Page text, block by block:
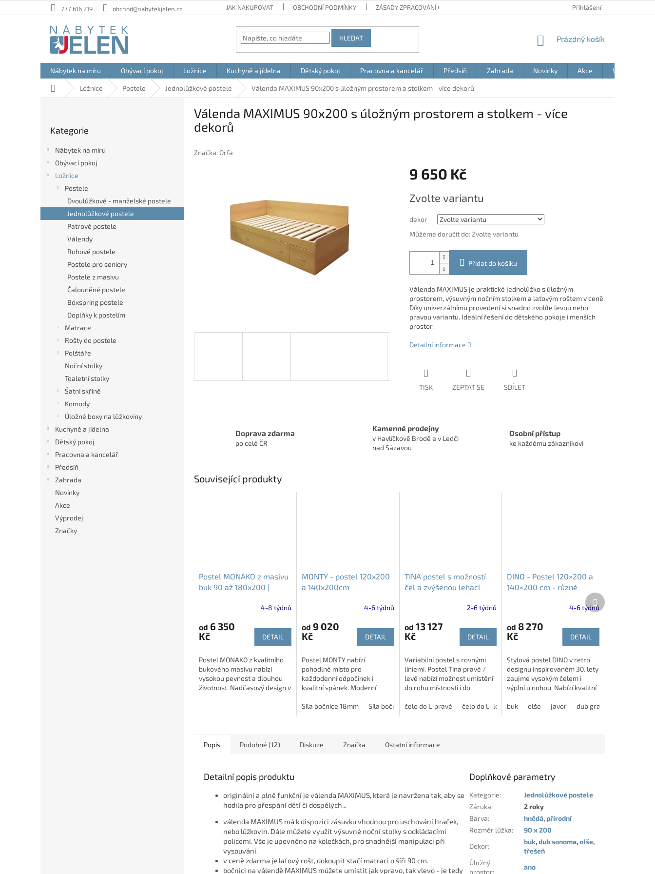
na
777 616 219 obchod@nabytekjelen.cz JAK NAKUPOVAT OBCHODNÍ PODMÍNKY ZÁSADY ZPRACOVÁNÍ OSOBNÍCH ÚDAJŮ BLOG
Přihlášení
HLEDAT
NÁKUPNÍ
Prázdný košík
Nábytek na míru Obývací pokoj Ložnice Kuchyně a jídelna Dětský pokoj Pracovna a kancelář Předsíň Zahrada Novinky Akce Výprodej
Domů Ložnice Postele Jednolůžkové postele Válenda MAXIMUS 90x200 s úložným prostorem a stolkem - více dekorů
a
n
kategorie
Kategorie
Nábytek na míru
Obývací pokoj
Ložnice
Postele
Dvoulůžkové - manželské postele
Jednolůžkové postele
Patrové postele
Válendy
Rohové postele
Postele pro seniory
Postele z masivu
Čalouněné postele
Boxspring postele
Doplňky k postelím
Matrace
Rošty do postele
Polštáře
Noční stolky
Toaletní stolky
Šatní skříně
Komody
Úložné boxy na lůžkoviny
Kuchyně a jídelna
Dětský pokoj
Pracovna a kancelář
Předsíň
Zahrada
Novinky
Akce
Výprodej
Značky
Válenda MAXIMUS 90x200 s úložným prostorem a stolkem - více
dekorů
Značka: Orfa
9 650 Kč
cena:
Zvolte variantu
dekor
Můžeme doručit do: Zvolte variantu
Přidat do košíku
Válenda MAXIMUS je praktické jednolůžko s úložným
prostorem, výsuvným nočním stolkem a laťovým roštem v ceně.
Díky univerzálnímu provedení si snadno zvolíte levou nebo
pravou variantu. Ideální řešení do dětského pokoje i menších
prostor.
Detailní informace
TISK ZEPTAT SE SDÍLET
Doprava zdarma
po celé ČR
Kamenné prodejny
v Havlíčkově Brodě a v Ledči
nad Sázavou
Osobní přístup
ke každému zákazníkovi
Související produkty
Postel MONAKO z masivu
buk 90 až 180x200 |
4-8 týdnů
od 6 350
Kč
DETAIL
Postel MONAKO z kvalitního
bukového masivu nabízí
vysokou pevnost a dlouhou
životnost. Nadčasový design v
MONTY - postel 120x200
a 140x200cm
4-6 týdnů
od 9 020
Kč
DETAIL
Postel MONTY nabízí
pohodlné místo pro
každodenní odpočinek i
kvalitní spánek. Moderní
snadno zapadne do každé
Síla bočnice 18mm Síla bočnice 25mm
TINA postel s možností
čel a zvýšenou lehací
2-6 týdnů
od 13 127
Kč
DETAIL
Variabilní postel s rovnými
liniemi. Postel Tina pravé /
levé nabízí možnost umístění
do rohu místnosti i do
objednávat v různých
čelo do L-pravé čelo do L- levé s dlouhým čelem čela do U
DINO - Postel 120×200 a
140×200 cm - různé
4-6 týdnů
od 8 270
Kč
DETAIL
Stylová postel DINO v retro
designu inspirovaném 30. lety
zaujme vysokým čelem i
výplní u nohou. Nabízí kvalitní
možnost doplnění o úložný
buk olše javor dub grande
Další
produkt
Popis Podobné (12) Diskuze Značka Ostatní informace
Detailní popis produktu
originální a plně funkční je válenda MAXIMUS, která je navržena tak, aby se
hodila pro přespání dětí či dospělých...
válenda MAXIMUS má k dispozici zásuvku vhodnou pro uschování hraček,
nebo lůžkovin. Dále můžete využít výsuvné noční stolky s odkládacími
policemi. Vše je upevněno na kolečkách, pro snadnější manipulaci při
vysouvání.
v ceně zdarma je laťový rošt, dokoupit stačí matraci o šíři 90 cm.
bočnici na válendě MAXIMUS můžete umístit jak vpravo, tak vlevo - je tedy
Doplňkové parametry
Kategorie:
Jednolůžkové postele
Záruka:
2 roky
Barva: hnědá,přírodní
Rozměr lůžka:
90 x 200
Dekor:
buk,dub sonoma,olše,
třešeň
Úložný
prostor:
ano